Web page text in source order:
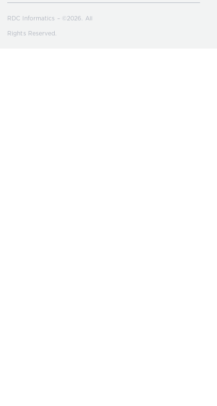
RDC Informatics – ©2026. All
Rights Reserved.